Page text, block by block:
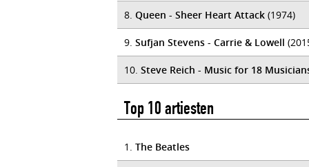
8. Queen - Sheer Heart Attack (1974)
9. Sufjan Stevens - Carrie & Lowell
10. Steve Reich - Music for 18
Top 10 artiesten
1. The Beatles